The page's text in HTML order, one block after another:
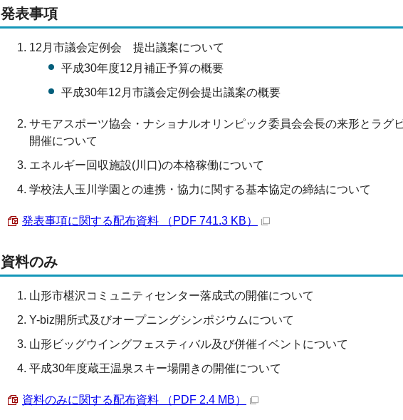
発表事項
12月市議会定例会 提出議案について
平成30年度12月補正予算の概要
平成30年12月市議会定例会提出議案の概要
サモアスポーツ協会・ナショナルオリンピック委員会会長の来形とラグ
開催について
エネルギー回収施設(川口)の本格稼働について
学校法人玉川学園との連携・協力に関する基本協定の締結について
発表事項に関する配布資料 （PDF 741.3 KB）
資料のみ
山形市椹沢コミュニティセンター落成式の開催について
Y-biz開所式及びオープニングシンポジウムについて
山形ビッグウイングフェスティバル及び併催イベントについて
平成30年度蔵王温泉スキー場開きの開催について
資料のみに関する配布資料 （PDF 2.4 MB）